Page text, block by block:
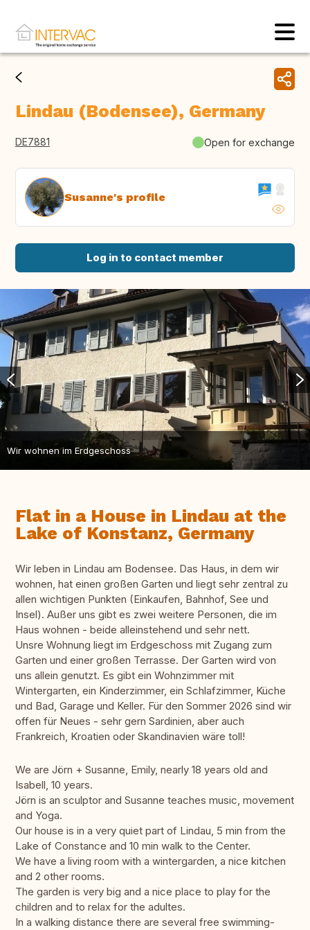
Lindau (Bodensee), Germany
DE7881 Open for exchange
Susanne's profile
Log in to contact member
Wir wohnen im Erdgeschoss
Flat in a House in Lindau at the
Lake of Konstanz, Germany
Wir leben in Lindau am Bodensee. Das Haus, in dem wir
wohnen, hat einen großen Garten und liegt sehr zentral zu
allen wichtigen Punkten (Einkaufen, Bahnhof, See und
Insel). Außer uns gibt es zwei weitere Personen, die im
Haus wohnen - beide alleinstehend und sehr nett.
Unsre Wohnung liegt im Erdgeschoss mit Zugang zum
Garten und einer großen Terrasse. Der Garten wird von
uns allein genutzt. Es gibt ein Wohnzimmer mit
Wintergarten, ein Kinderzimmer, ein Schlafzimmer, Küche
und Bad, Garage und Keller. Für den Sommer 2026 sind wir
offen für Neues - sehr gern Sardinien, aber auch
Frankreich, Kroatien oder Skandinavien wäre toll!
We are Jörn + Susanne, Emily, nearly 18 years old and
Isabell, 10 years.
Jörn is an sculptor and Susanne teaches music, movement
and Yoga.
Our house is in a very quiet part of Lindau, 5 min from the
Lake of Constance and 10 min walk to the Center.
We have a living room with a wintergarden, a nice kitchen
and 2 other rooms.
The garden is very big and a nice place to play for the
children and to relax for the adultes.
In a walking distance there are several free swimming-